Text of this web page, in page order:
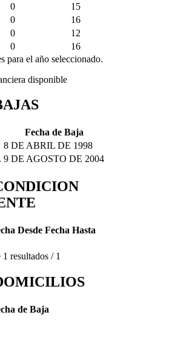
0
15
0
16
0
12
0
16
para el año seleccionado.
disponible
Fecha de Baja
8 DE ABRIL DE 1998
9 DE AGOSTO DE 2004
Desde Fecha Hasta
1 resultados / 1
de Baja